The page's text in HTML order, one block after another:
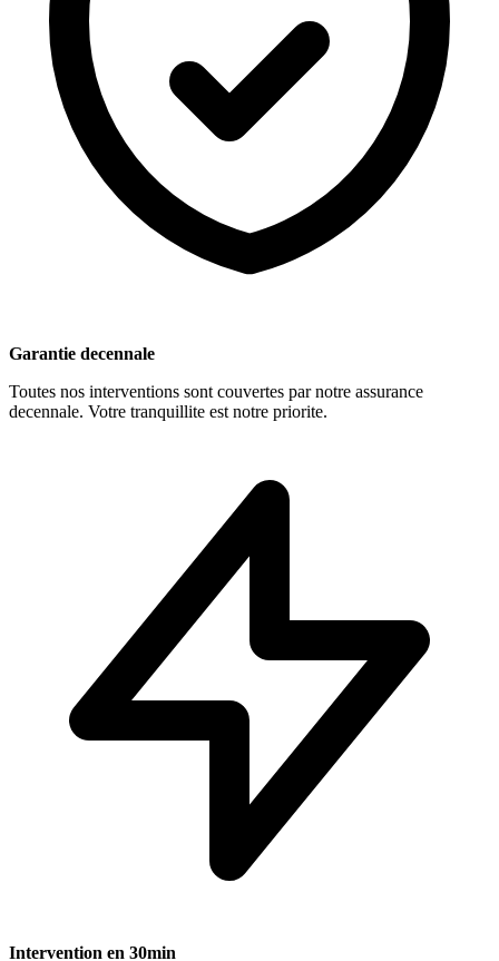
Garantie decennale
Toutes nos interventions sont couvertes par notre assurance
decennale. Votre tranquillite est notre priorite.
Intervention en 30min